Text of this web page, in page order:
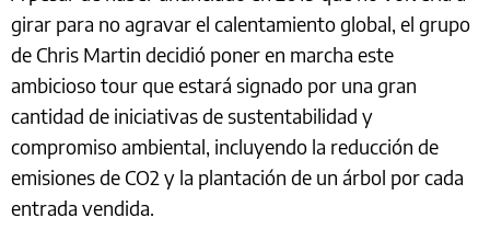
girar para no agravar el calentamiento global, el grupo
de Chris Martin decidió poner en marcha este
ambicioso tour que estará signado por una gran
cantidad de iniciativas de sustentabilidad y
compromiso ambiental, incluyendo la reducción de
emisiones de CO2 y la plantación de un árbol por cada
entrada vendida.